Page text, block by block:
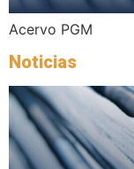
Acervo PGM
Noticias